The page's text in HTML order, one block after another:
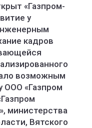
«Газпром-
у
кадров
возможным
ООО «Газпром
министерства
Вятского